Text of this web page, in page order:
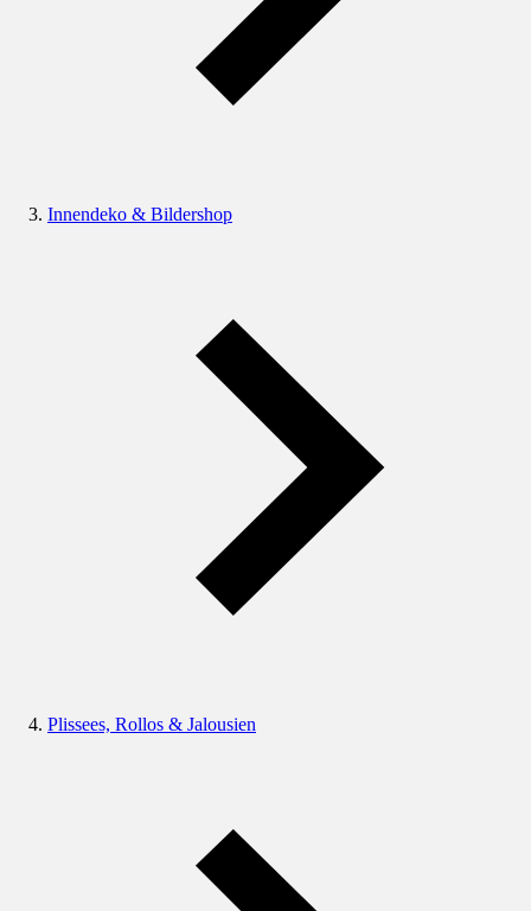
Innendeko & Bildershop
Plissees, Rollos & Jalousien